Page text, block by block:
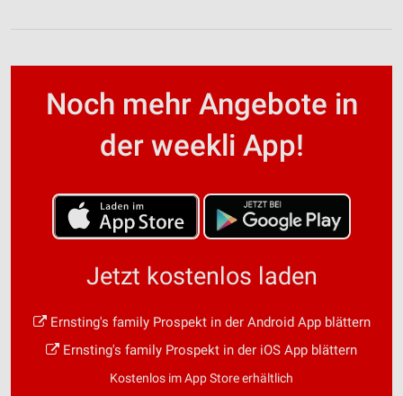
Noch mehr Angebote in
der weekli App!
Jetzt kostenlos laden
Ernsting's family Prospekt in der Android App blättern
Ernsting's family Prospekt in der iOS App blättern
Kostenlos im App Store erhältlich